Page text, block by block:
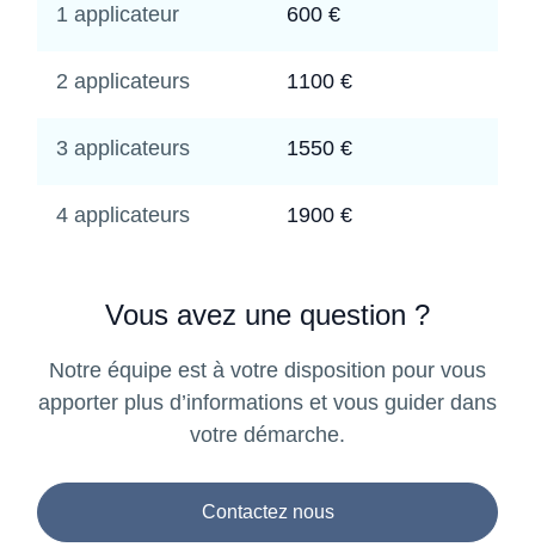
1 applicateur 600 €
2 applicateurs 1100 €
3 applicateurs 1550 €
4 applicateurs 1900 €
Vous avez une question ?
Notre équipe est à votre disposition pour vous
apporter plus d’informations et vous guider dans
votre démarche.
Contactez nous